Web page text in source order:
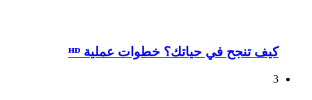
كيف تنجح في حياتك؟ خطوات عملية ᴴᴰ
3